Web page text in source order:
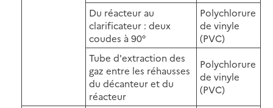
Du réacteur au
clarificateur : deux
coudes à 90°
Polychlorure
de vinyle
(PVC)
Tube d'extraction des
gaz entre les réhausses
du décanteur et du
réacteur
Polychlorure
de vinyle
(PVC)